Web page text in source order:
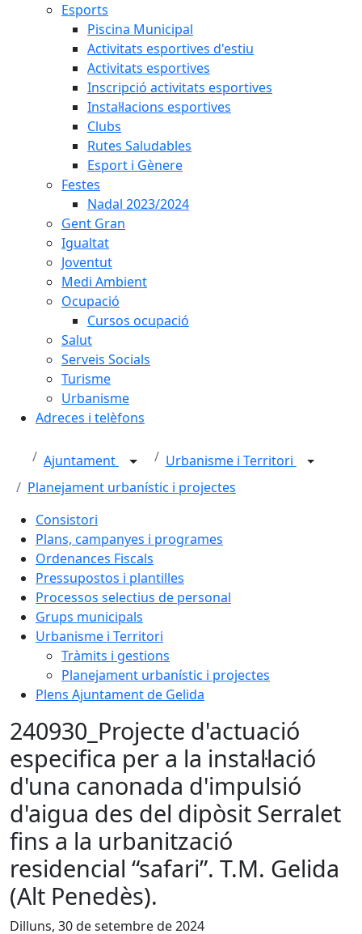
Esports
Piscina Municipal
Activitats esportives d'estiu
Activitats esportives
Inscripció activitats esportives
Instal·lacions esportives
Clubs
Rutes Saludables
Esport i Gènere
Festes
Nadal 2023/2024
Gent Gran
Igualtat
Joventut
Medi Ambient
Ocupació
Cursos ocupació
Salut
Serveis Socials
Turisme
Urbanisme
Adreces i telèfons
Ajuntament
Urbanisme i Territori
Planejament urbanístic i projectes
Consistori
Plans, campanyes i programes
Ordenances Fiscals
Pressupostos i plantilles
Processos selectius de personal
Grups municipals
Urbanisme i Territori
Tràmits i gestions
Planejament urbanístic i projectes
Plens Ajuntament de Gelida
240930_Projecte d'actuació
especifica per a la instal·lació
d'una canonada d'impulsió
d'aigua des del dipòsit Serralet
fins a la urbanització
residencial “safari”. T.M. Gelida
(Alt Penedès).
Dilluns, 30 de setembre de 2024